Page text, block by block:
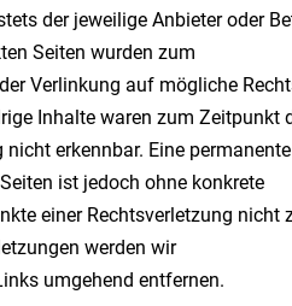
der jeweilige Anbieter oder
Seiten wurden zum
Verlinkung auf mögliche
Inhalte waren zum Zeitpunkt
nicht erkennbar. Eine
ist jedoch ohne konkrete
einer Rechtsverletzung nicht
werden wir
umgehend entfernen.